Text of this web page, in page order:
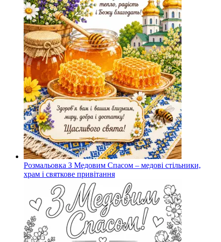
Розмальовка З Медовим Спасом – медові стільники,
храм і святкове привітання